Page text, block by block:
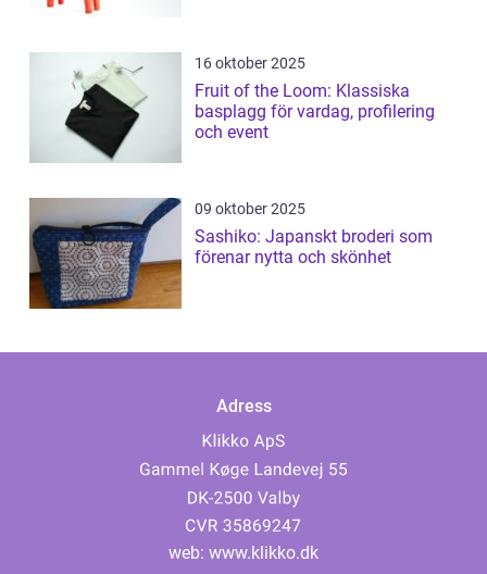
16 oktober 2025
Fruit of the Loom: Klassiska
basplagg för vardag, profilering
och event
09 oktober 2025
Sashiko: Japanskt broderi som
förenar nytta och skönhet
Adress
web: www.klikko.dk